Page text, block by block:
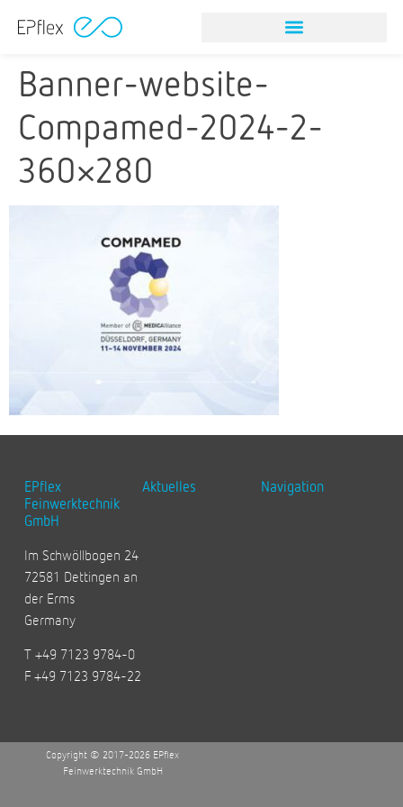
Banner-website-
Compamed-2024-2-
360×280
EPflex
Feinwerktechnik
GmbH
Im Schwöllbogen 24
72581 Dettingen an
der Erms
Germany
T +49 7123 9784-0
F +49 7123 9784-22
Aktuelles Navigation
Copyright © 2017-2026 EPflex
Feinwerktechnik GmbH